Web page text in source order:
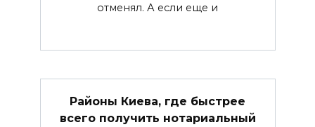
отменял. А если еще и
Районы Киева, где быстрее
всего получить нотариальный